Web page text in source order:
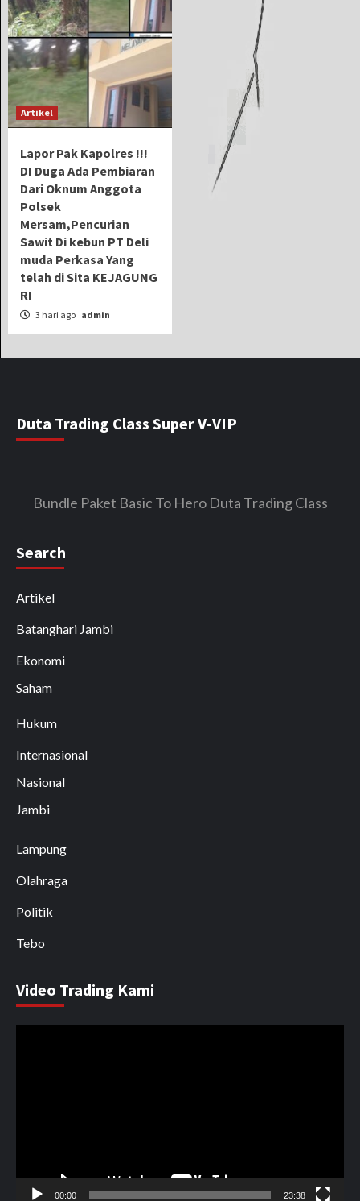
Artikel
Lapor Pak Kapolres !!!
DI Duga Ada Pembiaran
Dari Oknum Anggota
Polsek
Mersam,Pencurian
Sawit Di kebun PT Deli
muda Perkasa Yang
telah di Sita KEJAGUNG
RI
3 hari ago admin
Duta Trading Class Super V-VIP
Bundle Paket Basic To Hero Duta Trading Class
Search
Artikel
Batanghari Jambi
Ekonomi
Saham
Hukum
Internasional
Nasional
Jambi
Lampung
Olahraga
Politik
Tebo
Video Trading Kami
00:00 23:38